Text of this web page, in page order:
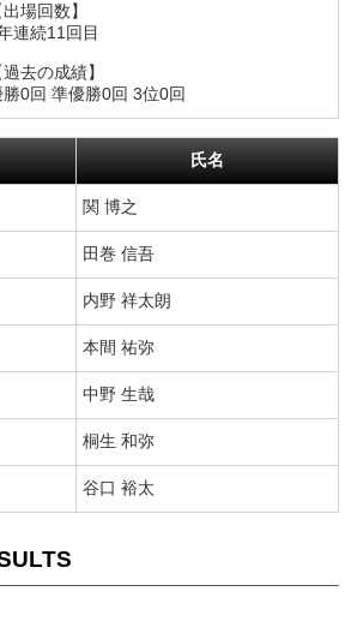
出場回数】
連続11回目
過去の成績】
勝0回 準優勝0回 3位0回
氏名
関 博之
田巻 信吾
内野 祥太朗
本間 祐弥
中野 生哉
桐生 和弥
谷口 裕太